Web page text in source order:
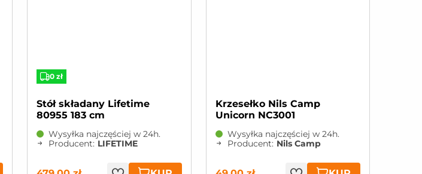
0 zł
Stół składany Lifetime
80955 183 cm
Wysyłka najczęściej w 24h.
Producent: LIFETIME
Krzesełko Nils Camp
Unicorn NC3001
Wysyłka najczęściej w 24h.
Producent: Nils Camp